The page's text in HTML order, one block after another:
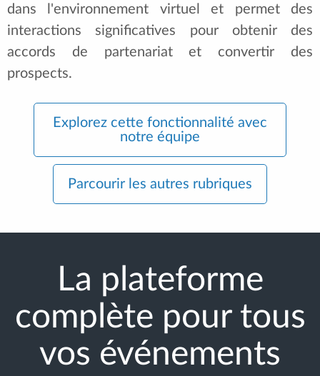
dans l'environnement virtuel et permet des
interactions significatives pour obtenir des
accords de partenariat et convertir des
prospects.
Explorez cette fonctionnalité avec
notre équipe
Parcourir les autres rubriques
La plateforme
complète pour tous
vos événements